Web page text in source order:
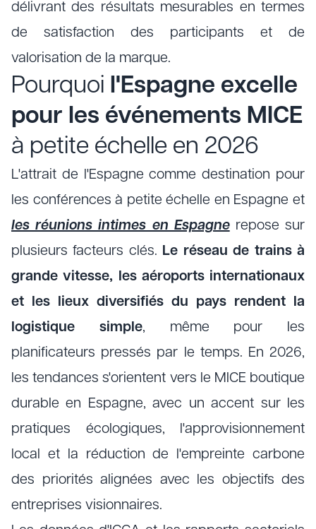
délivrant des résultats mesurables en termes
de satisfaction des participants et de
valorisation de la marque.
Pourquoi l'Espagne excelle
pour les événements MICE
à petite échelle en 2026
L'attrait de l'Espagne comme destination pour
les conférences à petite échelle en Espagne et
les réunions intimes en Espagnerepose sur
plusieurs facteurs clés. Le réseau de trains à
grande vitesse, les aéroports internationaux
et les lieux diversifiés du pays rendent la
logistique simple, même pour les
planificateurs pressés par le temps. En 2026,
les tendances s'orientent vers le MICE boutique
durable en Espagne, avec un accent sur les
pratiques écologiques, l'approvisionnement
local et la réduction de l'empreinte carbone
des priorités alignées avec les objectifs des
entreprises visionnaires.